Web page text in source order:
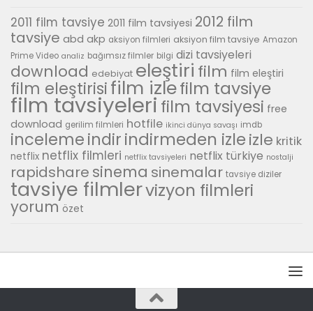
2011 film tavsiye 2011 film tavsiyesi 2012 film
tavsiye abd akp aksiyon filmleri aksiyon film tavsiye Amazon
Prime Video analiz bağımsız filmler bilgi dizi tavsiyeleri
download edebiyat eleştiri film film eleştiri
film eleştirisifilm izlefilm tavsiye
film tavsiyeleri film tavsiyesi free
download gerilim filmleri hotfile ikinci dünya savaşı imdb
incelemeindirindirmeden izleizle kritik
netflix netflix filmleri netflix tavsiyeleri netflix türkiye nostalji
rapidshare sinema sinemalar tavsiye diziler
tavsiye filmlervizyon filmleri
yorum özet